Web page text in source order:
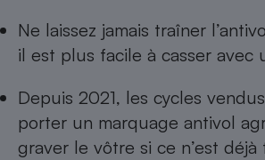
Ne laissez jamais traîner
il est plus facile à casser avec
Depuis 2021, les cycles
porter un marquage antivol
graver le vôtre si ce n’est déjà